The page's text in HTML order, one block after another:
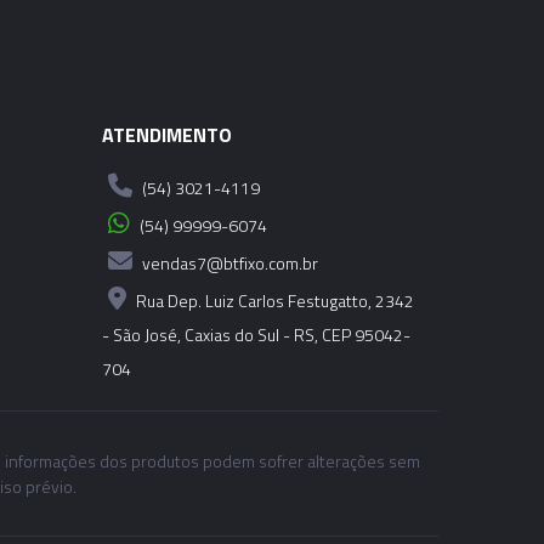
ATENDIMENTO
(54) 3021-4119
(54) 99999-6074
vendas7@btfixo.com.br
Rua Dep. Luiz Carlos Festugatto, 2342
- São José, Caxias do Sul - RS, CEP 95042-
704
informações dos produtos podem sofrer alterações sem
prévio.